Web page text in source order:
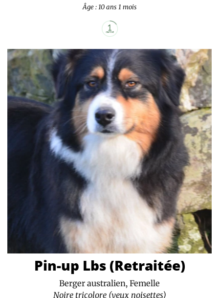
Âge : 10 ans 1 mois
Pin-up Lbs (Retraitée)
Berger australien, Femelle
Noire tricolore (yeux noisettes)